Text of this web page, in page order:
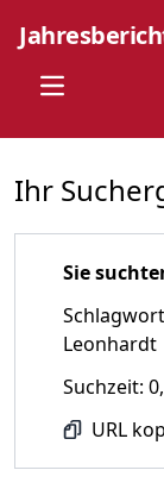
Open main
Ihr
Sie
Leonhardt
Suchzeit:
URL